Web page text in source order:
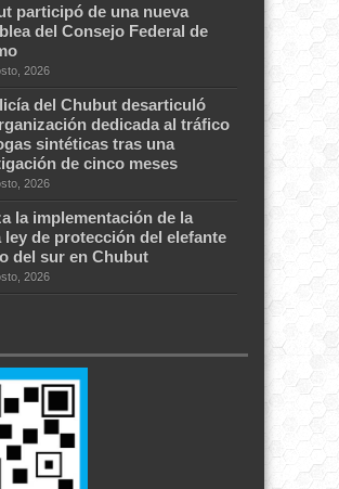
participó de una nueva
del Consejo Federal de
2026
del Chubut desarticuló
dedicada al tráfico
sintéticas tras una
de cinco meses
2026
la implementación de la
ley de protección del elefante
del sur en Chubut
2026